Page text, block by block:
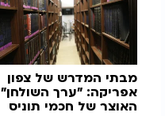
מבתי המדרש של צפון
אפריקה: "ערך השולחן"
האוצר של חכמי תוניס